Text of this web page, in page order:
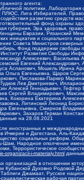
агента:
политики,
Лига Избирателей,
развитию средств
фонд охраны
губерния, Эра здоровья,
Евразии, Рязанский
инициатив и социального
Министров северных
Фонд поддержки
Развития Свободы
Алексеевич,
Евгений
Асланович, Мошель Ирина
Ольга Евгеньевна, Щаров
Пислакова-Паркер
Лев Дмитриевич,
Алексей Геннадьевич,
Сергей Владимирович,
Кокорина Екатерина
Литинский Леонид
Евгеньевна, Смирнов
Захаров Герман
на 28.08.2021
иностранных и
и Дагестана, Аль-
социальных реформ,
Шам, Народное ополчение
Террористическое
organizacii-i-materialy.html
в отношении
Кубанской Духовно Родовой
Джамаат, Русское
рабочая